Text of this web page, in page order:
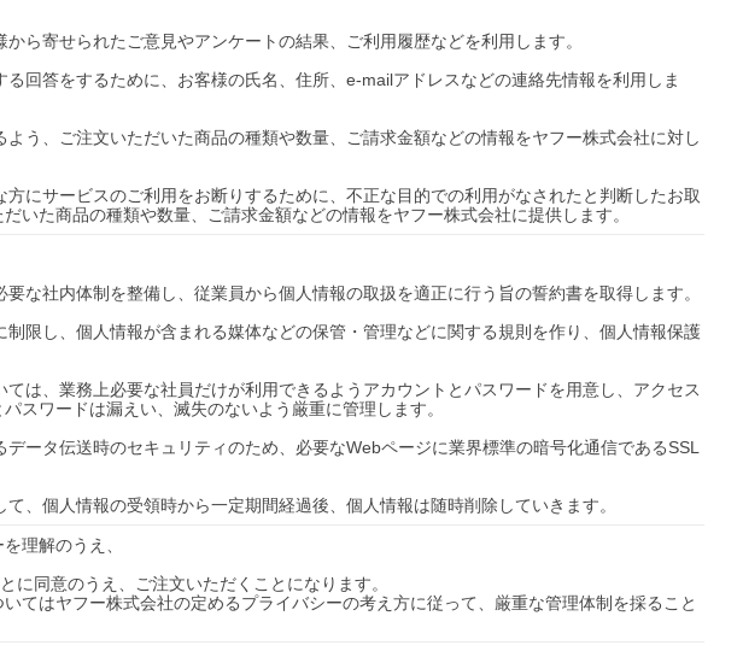
ら寄せられたご意見やアンケートの結果、ご利用履歴などを利用します。
回答をするために、お客様の氏名、住所、e-mailアドレスなどの連絡先情報を利用しま
う、ご注文いただいた商品の種類や数量、ご請求金額などの情報をヤフー株式会社に対し
にサービスのご利用をお断りするために、不正な目的での利用がなされたと判断したお取
いた商品の種類や数量、ご請求金額などの情報をヤフー株式会社に提供します。
な社内体制を整備し、従業員から個人情報の取扱を適正に行う旨の誓約書を取得します。
限し、個人情報が含まれる媒体などの保管・管理などに関する規則を作り、個人情報保護
は、業務上必要な社員だけが利用できるようアカウントとパスワードを用意し、アクセス
スワードは漏えい、滅失のないよう厳重に管理します。
ータ伝送時のセキュリティのため、必要なWebページに業界標準の暗号化通信であるSSL
、個人情報の受領時から一定期間経過後、個人情報は随時削除していきます。
理解のうえ、
に同意のうえ、ご注文いただくことになります。
てはヤフー株式会社の定めるプライバシーの考え方に従って、厳重な管理体制を採ること